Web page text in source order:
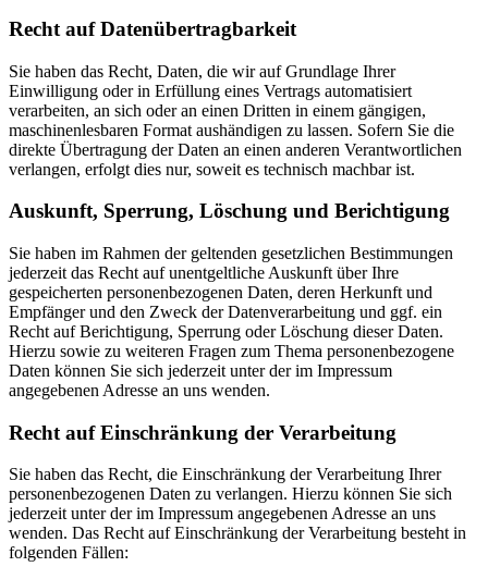
Recht auf Datenübertragbarkeit
Sie haben das Recht, Daten, die wir auf Grundlage Ihrer
Einwilligung oder in Erfüllung eines Vertrags automatisiert
verarbeiten, an sich oder an einen Dritten in einem gängigen,
maschinenlesbaren Format aushändigen zu lassen. Sofern Sie die
direkte Übertragung der Daten an einen anderen Verantwortlichen
verlangen, erfolgt dies nur, soweit es technisch machbar ist.
Auskunft, Sperrung, Löschung und Berichtigung
Sie haben im Rahmen der geltenden gesetzlichen Bestimmungen
jederzeit das Recht auf unentgeltliche Auskunft über Ihre
gespeicherten personenbezogenen Daten, deren Herkunft und
Empfänger und den Zweck der Datenverarbeitung und ggf. ein
Recht auf Berichtigung, Sperrung oder Löschung dieser Daten.
Hierzu sowie zu weiteren Fragen zum Thema personenbezogene
Daten können Sie sich jederzeit unter der im Impressum
angegebenen Adresse an uns wenden.
Recht auf Einschränkung der Verarbeitung
Sie haben das Recht, die Einschränkung der Verarbeitung Ihrer
personenbezogenen Daten zu verlangen. Hierzu können Sie sich
jederzeit unter der im Impressum angegebenen Adresse an uns
wenden. Das Recht auf Einschränkung der Verarbeitung besteht in
folgenden Fällen: